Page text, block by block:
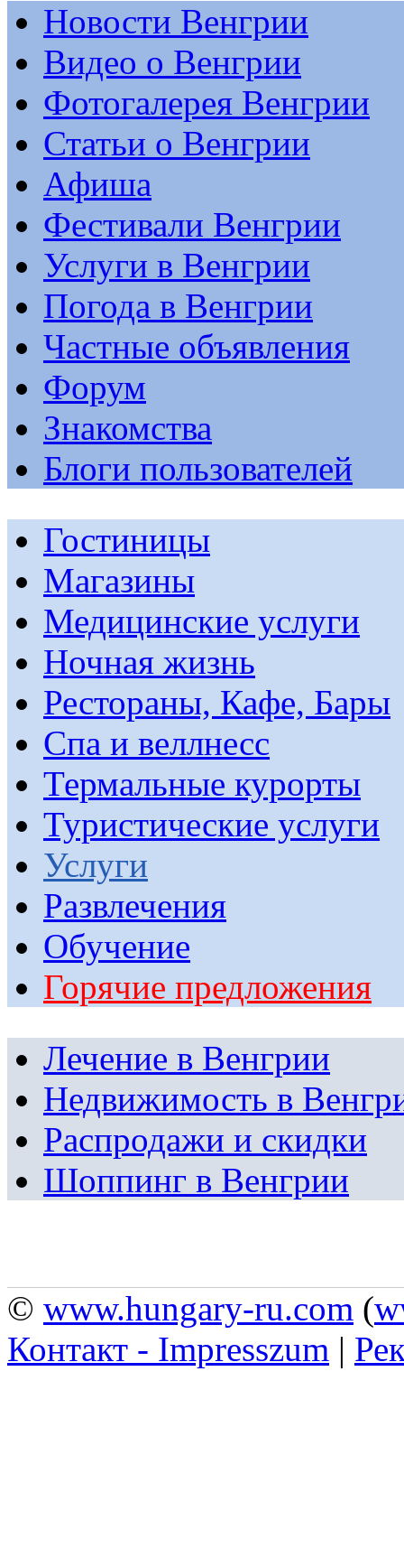
Новости Венгрии
Видео о Венгрии
Фотогалерея Венгрии
Статьи о Венгрии
Афиша
Фестивали Венгрии
Услуги в Венгрии
Погода в Венгрии
Частные объявления
Форум
Знакомства
Блоги пользователей
Гостиницы
Магазины
Медицинские услуги
Ночная жизнь
Рестораны, Кафе, Бары
Спа и веллнесс
Термальные курорты
Туристические услуги
Услуги
Развлечения
Обучение
Горячие предложения
Лечение в Венгрии
Недвижимость в
Распродажи и скидки
Шоппинг в Венгрии
© www.hungary-ru.com (
Контакт - Impresszum |